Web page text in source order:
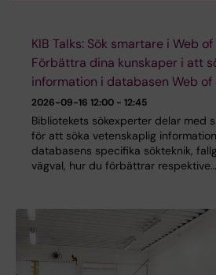
KIB Talks: Sök smartare i Web
Förbättra dina kunskaper i att
information i databasen Web of
2026-09-16 12:00 - 12:45
Bibliotekets sökexperter delar med
för att söka vetenskaplig
databasens specifika sökteknik,
vägval, hur du förbättrar respektive…